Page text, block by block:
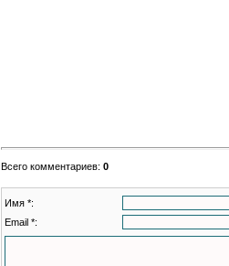
Всего комментариев: 0
Имя *:
Email *: